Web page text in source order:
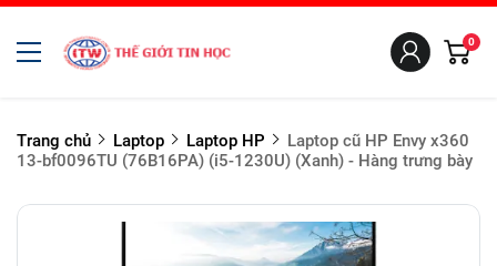
0
Trang chủ Laptop Laptop HP
Laptop cũ HP Envy x360
13-bf0096TU (76B16PA) (i5-1230U) (Xanh) - Hàng trưng bày